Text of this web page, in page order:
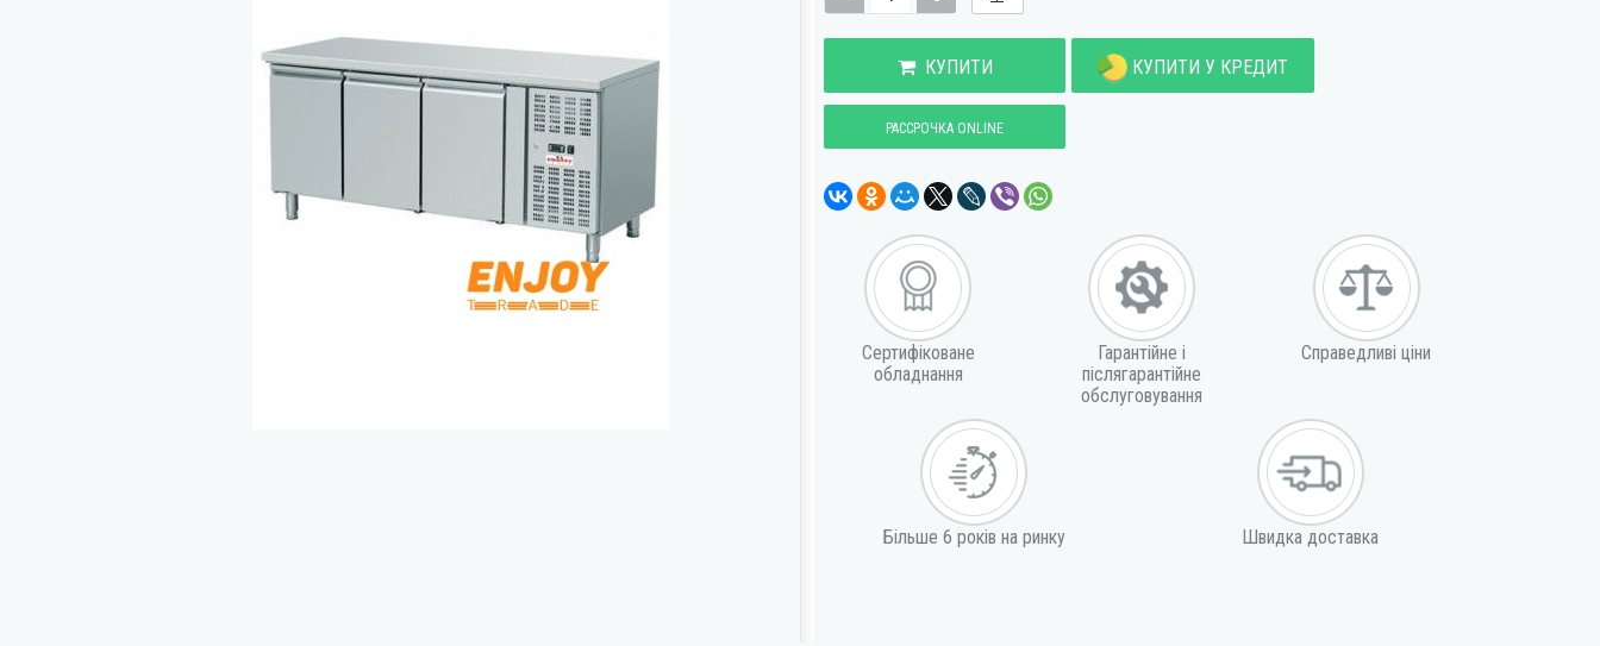
КУПИТИ КУПИТИ У КРЕДИТ
РАССРОЧКА ONLINE
Сертифіковане
обладнання
Гарантійне і
післягарантійне
обслуговування
Справедливі ціни
Більше 6 років на ринку Швидка доставка